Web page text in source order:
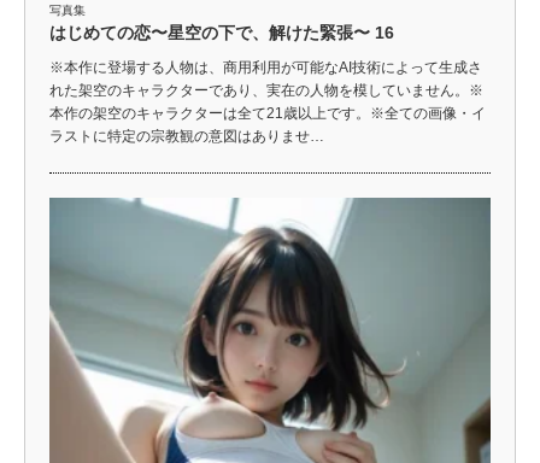
写真集
はじめての恋〜星空の下で、解けた緊張〜 16
※本作に登場する人物は、商用利用が可能なAI技術によって生成さ
れた架空のキャラクターであり、実在の人物を模していません。※
本作の架空のキャラクターは全て21歳以上です。※全ての画像・イ
ラストに特定の宗教観の意図はありませ…